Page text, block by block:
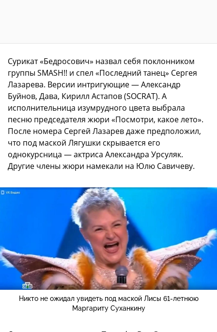
Сурикат «Бедросович» назвал себя поклонником
группы SMASH!! и спел «Последний танец» Сергея
Лазарева. Версии интригующие — Александр
Буйнов, Дава, Кирилл Астапов (SOCRAT). А
исполнительница изумрудного цвета выбрала
песню председателя жюри «Посмотри, какое лето».
После номера Сергей Лазарев даже предположил,
что под маской Лягушки скрывается его
однокурсница — актриса Александра Урсуляк.
Другие члены жюри намекали на Юлю Савичеву.
Никто не ожидал увидеть под маской Лисы 61-летнюю
Маргариту Суханкину